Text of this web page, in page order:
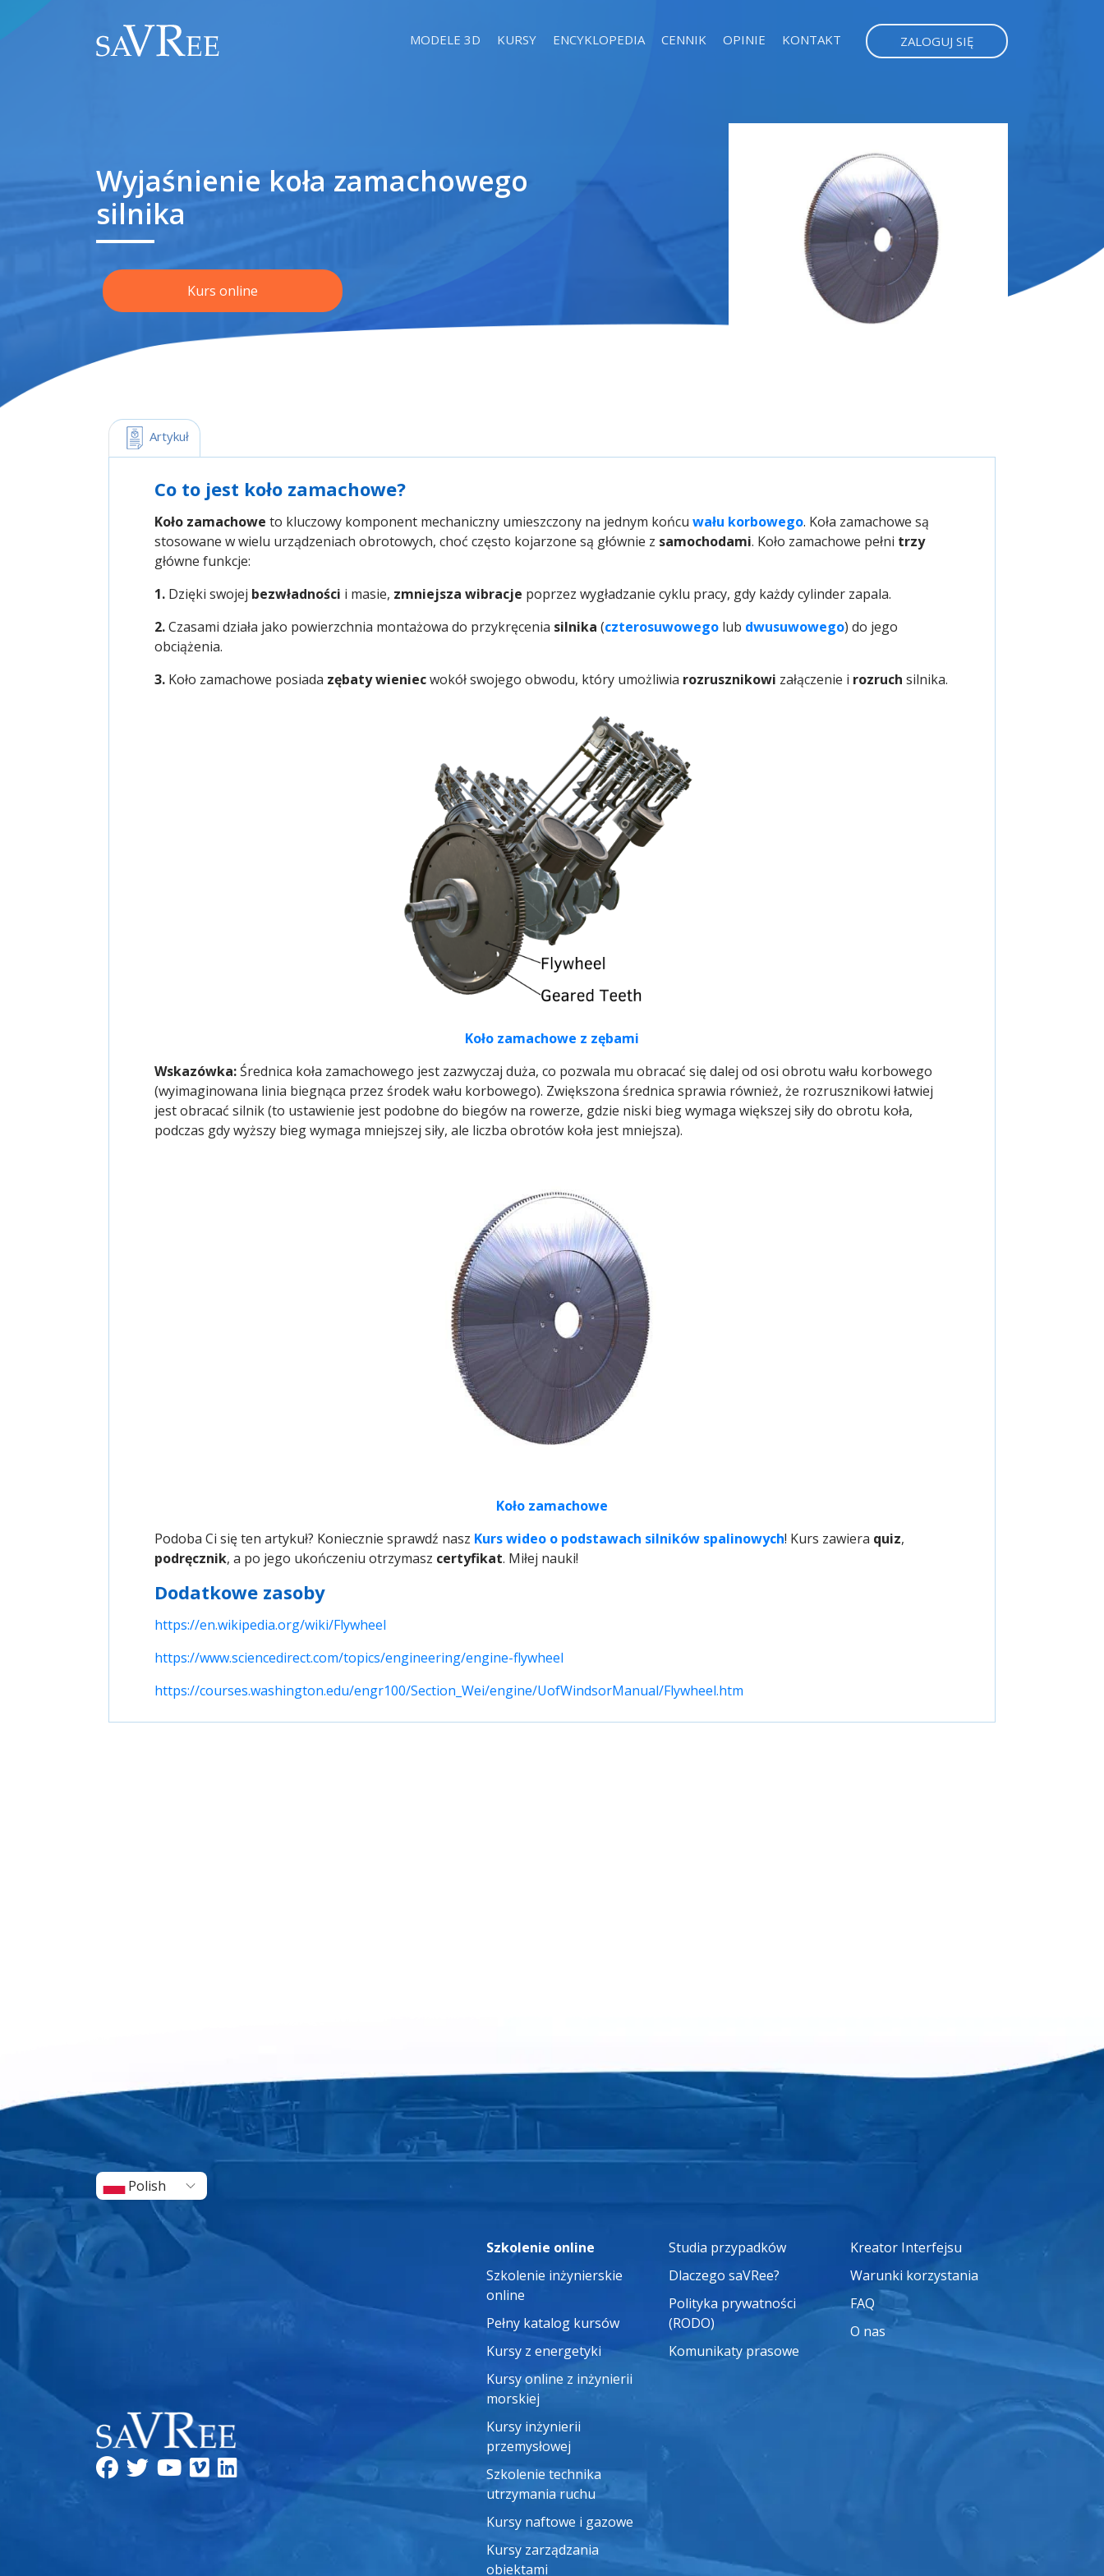
MODELE 3D KURSY ENCYKLOPEDIA CENNIK OPINIE KONTAKT ZALOGUJ SIĘ
Wyjaśnienie koła zamachowego
silnika
Kurs online
Artykuł
Co to jest koło zamachowe?
Koło zamachowe to kluczowy komponent mechaniczny umieszczony na jednym końcu wału korbowego. Koła zamachowe są
stosowane w wielu urządzeniach obrotowych, choć często kojarzone są głównie z samochodami. Koło zamachowe pełni trzy
główne funkcje:
1. Dzięki swojej bezwładności i masie, zmniejsza wibracje poprzez wygładzanie cyklu pracy, gdy każdy cylinder zapala.
2.Czasami działa jako powierzchnia montażowa do przykręcenia silnika (czterosuwowego lub dwusuwowego) do jego
obciążenia.
3. Koło zamachowe posiada zębaty wieniecwokół swojego obwodu, który umożliwia rozrusznikowi załączenie i rozruch silnika.
Koło zamachowe z zębami
Wskazówka:Średnica koła zamachowego jest zazwyczaj duża, co pozwala mu obracać się dalej od osi obrotu wału korbowego
(wyimaginowana linia biegnąca przez środek wału korbowego). Zwiększona średnica sprawia również, że rozrusznikowi łatwiej
jest obracać silnik (to ustawienie jest podobne do biegów na rowerze, gdzie niski bieg wymaga większej siły do obrotu koła,
podczas gdy wyższy bieg wymaga mniejszej siły, ale liczba obrotów koła jest mniejsza).
Koło zamachowe
Podoba Ci się ten artykuł? Koniecznie sprawdź nasz Kurs wideo o podstawach silników spalinowych! Kurs zawiera quiz,
podręcznik, a po jego ukończeniu otrzymasz certyfikat. Miłej nauki!
Dodatkowe zasoby
https://en.wikipedia.org/wiki/Flywheel
https://www.sciencedirect.com/topics/engineering/engine-flywheel
https://courses.washington.edu/engr100/Section_Wei/engine/UofWindsorManual/Flywheel.htm
Polish
Szkolenie online
Szkolenie inżynierskie
online
Pełny katalog kursów
Kursy z energetyki
Kursy online z inżynierii
morskiej
Kursy inżynierii
przemysłowej
Szkolenie technika
utrzymania ruchu
Kursy naftowe i gazowe
Kursy zarządzania
obiektami
Studia przypadków
Dlaczego saVRee?
Polityka prywatności
(RODO)
Komunikaty prasowe
Kreator Interfejsu
Warunki korzystania
FAQ
O nas